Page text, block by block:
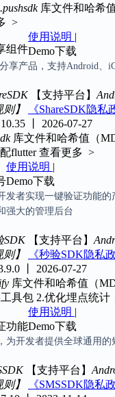
库文件和哈希
>
组件
使用说明 |
Demo下载
分享产品，支持Android
【支持平台】
】
《ShareSDK隐私
丨 2026-07-27
库文件和哈希值（
flutter 查看更多 >
使用说明 |
Demo下载
发者实现一键验证功能
强大的管理后台
SDK 【支持平台】
】
《秒验SDK隐私政
丨 2026-07-27
库文件和哈希值（
具包 2.优化埋点统计
功能
使用说明 |
Demo下载
为开发者提供全球通用
【支持平台】
】
《SMSSDK隐私